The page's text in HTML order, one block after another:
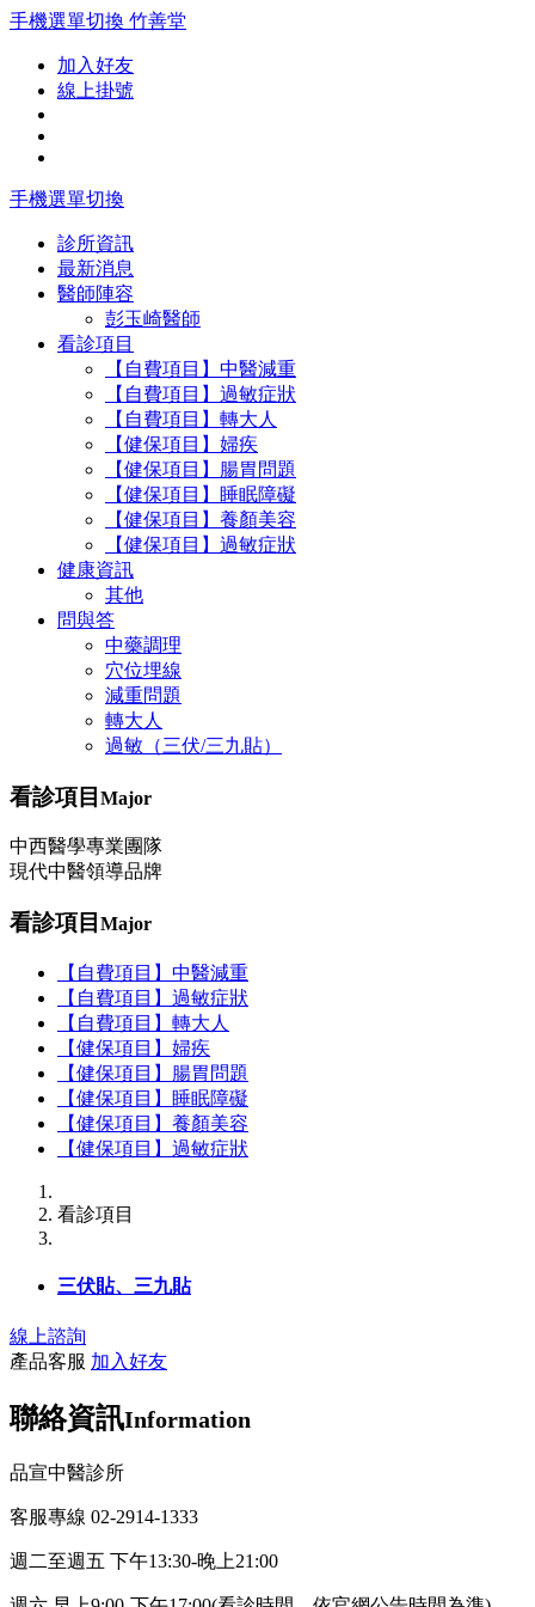
手機選單切換 竹善堂
加入好友
線上掛號
手機選單切換
診所資訊
最新消息
醫師陣容
彭玉崎醫師
看診項目
【自費項目】中醫減重
【自費項目】過敏症狀
【自費項目】轉大人
【健保項目】婦疾
【健保項目】腸胃問題
【健保項目】睡眠障礙
【健保項目】養顏美容
【健保項目】過敏症狀
健康資訊
其他
問與答
中藥調理
穴位埋線
減重問題
轉大人
過敏（三伏/三九貼）
看診項目 Major
中西醫學專業團隊
現代中醫領導品牌
看診項目 Major
【自費項目】中醫減重
【自費項目】過敏症狀
【自費項目】轉大人
【健保項目】婦疾
【健保項目】腸胃問題
【健保項目】睡眠障礙
【健保項目】養顏美容
【健保項目】過敏症狀
看診項目
三伏貼、三九貼
線上諮詢
產品客服 加入好友
聯絡資訊Information
品宣中醫診所
客服專線 02-2914-1333
週二至週五 下午13:30-晚上21:00